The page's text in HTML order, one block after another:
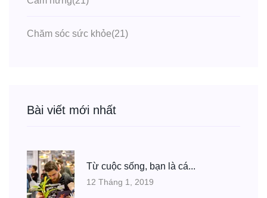
Chăm sóc sức khỏe(21)
Bài viết mới nhất
Từ cuộc sống, bạn là cá...
12 Tháng 1, 2019